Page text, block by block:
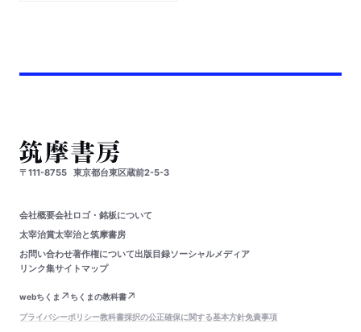
〒111-8755 東京都台東区蔵前2-5-3
会社概要会社ロゴ・銘板について
太宰治賞太宰治と筑摩書房
お問い合わせ著作権について出版目録ソーシャルメディア
リンク集サイトマップ
webちくま
ちくまの教科書
プライバシーポリシー教科書採択の公正確保に関する基本方針免責事項